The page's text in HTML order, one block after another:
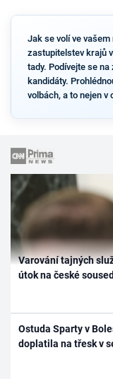
Jak se volí ve vašem
zastupitelstev krajů
tady. Podívejte se
kandidáty.
volbách, a to nejen v
Varování tajných
útok na české
Ostuda Sparty v
doplatila na třesk v